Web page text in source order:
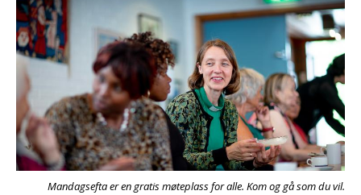
Mandagsefta er en gratis møteplass for alle. Kom og gå som du vil.